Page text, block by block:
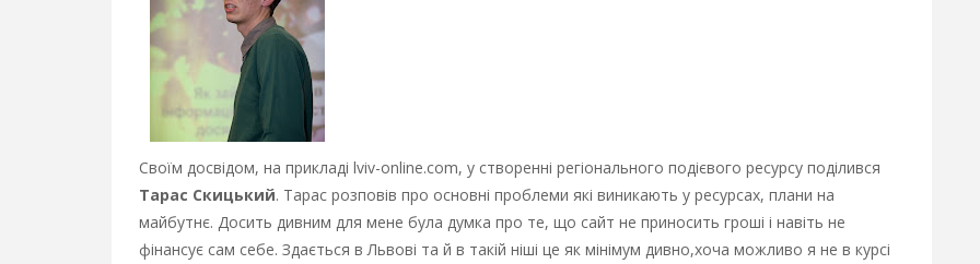
Своїм досвідом, на прикладі lviv-online.com, у створенні регіонального подієвого ресурсу поділився
Тарас Скицький. Тарас розповів про основні проблеми які виникають у ресурсах, плани на
майбутнє. Досить дивним для мене була думка про те, що сайт не приносить гроші і навіть не
фінансує сам себе. Здається в Львові та й в такій ніші це як мінімум дивно,хоча можливо я не в курсі